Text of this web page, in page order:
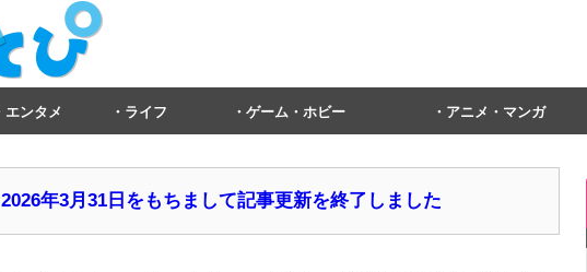
エンタメ ライフ ゲーム・ホビー アニメ・マンガ
2026年3月31日をもちまして記事更新を終了しました